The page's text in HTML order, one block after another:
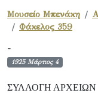
Μουσείο Μπενάκη
Φάκελος 359
-
1925 Μάρτιος 4
ΣΥΛΛΟΓΉ ΑΡΧΕΊΩΝ